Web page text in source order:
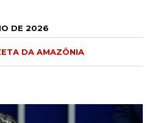
DE 2026
DA AMAZÔNIA